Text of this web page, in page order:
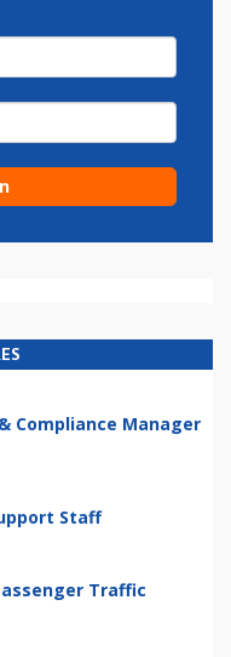
Compliance Manager
Staff
Traffic